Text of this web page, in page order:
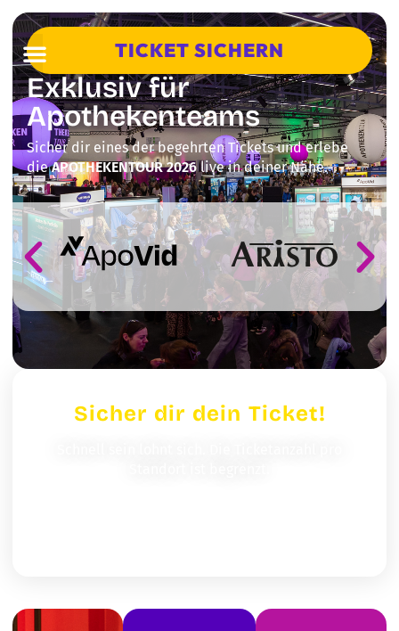
TICKET SICHERN
Exklusiv für
Apothekenteams
Sicher dir eines der begehrten Tickets und erlebe
dieAPOTHEKENTOUR 2026live in deiner Nähe.
Sicher dir dein Ticket!